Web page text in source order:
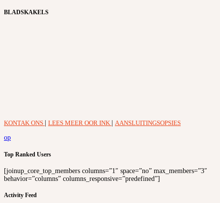
BLADSKAKELS
KONTAK ONS LEES MEER OOR INK
AANSLUITINGSOPSIES
op
Top Ranked Users
[joinup_core_top_members columns=”1″ space=”no” max_members=”3″
behavior=”columns” columns_responsive=”predefined”]
Activity Feed